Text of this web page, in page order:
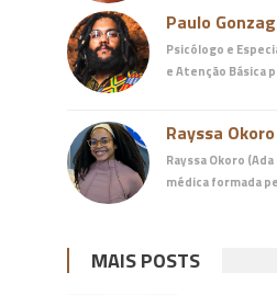
Paulo
Psicólogo e
e Atenção Básica
Rayssa Okoro
Rayssa Okoro
médicaformada
MAIS POSTS